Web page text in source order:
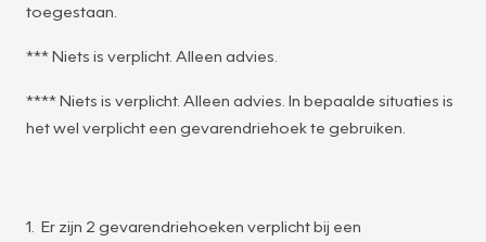
toegestaan.
*** Niets is verplicht. Alleen advies.
**** Niets is verplicht. Alleen advies. In bepaalde situaties is
het wel verplicht een gevarendriehoek te gebruiken.
1. Er zijn 2 gevarendriehoeken verplicht bij een